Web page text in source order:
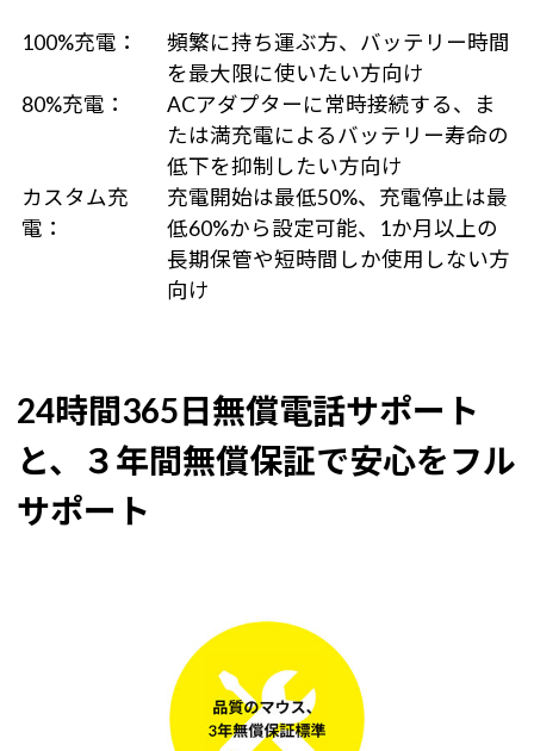
100%充電：
頻繁に持ち運ぶ方、バッテリー時間
を最大限に使いたい方向け
80%充電：
ACアダプターに常時接続する、ま
たは満充電によるバッテリー寿命の
低下を抑制したい方向け
カスタム充
電：
充電開始は最低50%、充電停止は最
低60%から設定可能、1か月以上の
長期保管や短時間しか使用しない方
向け
24時間365日無償電話サポート
と、３年間無償保証で安心をフル
サポート